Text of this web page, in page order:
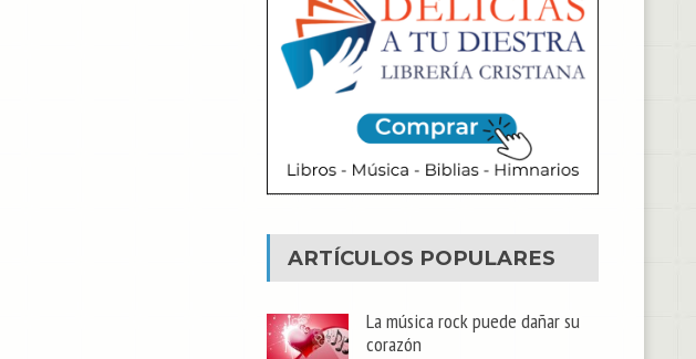
ARTÍCULOS POPULARES
La música rock puede dañar su
corazón